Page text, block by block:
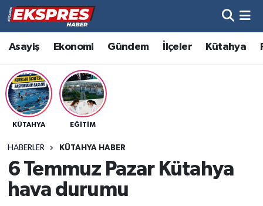
Asayiş Ekonomi Gündem İlçeler Kütahya
KÜTAHYA EĞITIM
HABERLER KÜTAHYA HABER
6 Temmuz Pazar Kütahya
hava durumu
Altıntaş
Asayiş
Aslanapa
Bölge
Çavdarhisar
Hava Durumu
Trafik Durumu
Süper Lig Puan Durumu ve Fikstür
Son Dakika Haberleri
Haber Arşivi